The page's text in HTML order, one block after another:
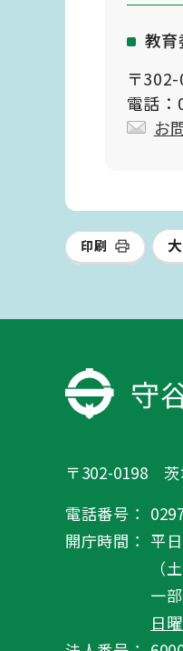
教
〒
電話
お
印刷
守
〒302-0198 茨
電話番号：
開庁時間： 平
（
一
日